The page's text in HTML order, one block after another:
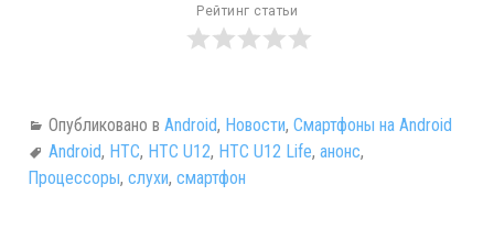
Рейтинг статьи
Опубликовано в Android, Новости, Смартфоны на Android
Android, HTC, HTC U12, HTC U12 Life, анонс,
Процессоры, слухи, смартфон